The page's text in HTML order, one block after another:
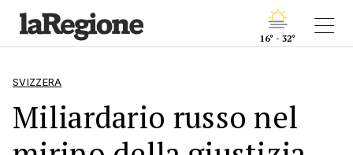
16° - 32°
SVIZZERA
Miliardario russo nel